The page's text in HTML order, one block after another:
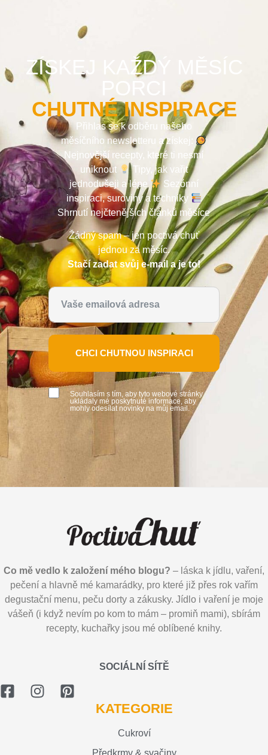
ZÍSKEJ KAŽDÝ MĚSÍC
CHUTNÉ INSPIRACE
Přihlas se k odběru našeho
měsíčního newsletteru a získej:
Nejnovější recepty, které ti nesmí
uniknout
Tipy, jak vařit
jednodušeji a lépe
Sezónní
inspiraci, suroviny a techniky
Shrnutí nejčtenějších článků měsíce
Žádný spam – jen poctivá chuť
jednou za měsíc.
Stačí zadat svůj e-mail a je to!
CHCI CHUTNOU INSPIRACI
Souhlasím s tím, aby tyto webové stránky
ukládaly mé poskytnuté informace, aby
mohly odesílat novinky na můj email.
Co mě vedlo k založení mého blogu? – láska k jídlu, vaření,
pečení a hlavně mé kamarádky, pro které již přes rok vařím
degustační menu, peču dorty a zákusky. Jídlo i vaření je moje
vášeň (i když nevím po kom to mám – promiň mami), sbírám
recepty, kuchařky jsou mé oblíbené knihy.
SOCIÁLNÍ SÍTĚ
KATEGORIE
Cukroví